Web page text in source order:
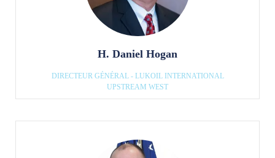
H. Daniel Hogan
DIRECTEUR GÉNÉRAL - LUKOIL INTERNATIONAL
UPSTREAM WEST